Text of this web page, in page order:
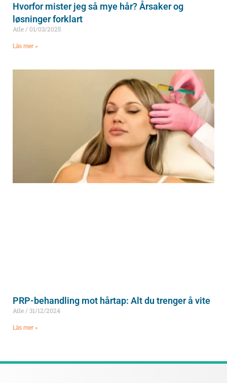
Hvorfor mister jeg så mye hår? Årsaker og
løsninger forklart
Atle 01/03/2025
Läs mer »
PRP-behandling mot hårtap: Alt du trenger å vite
Atle 31/12/2024
Läs mer »